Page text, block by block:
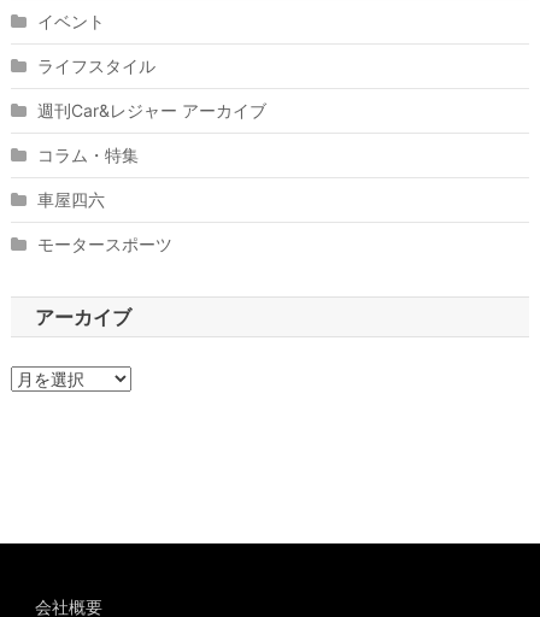
イベント
ライフスタイル
週刊Car&レジャー アーカイブ
コラム・特集
車屋四六
モータースポーツ
アーカイブ
ア
会社概要